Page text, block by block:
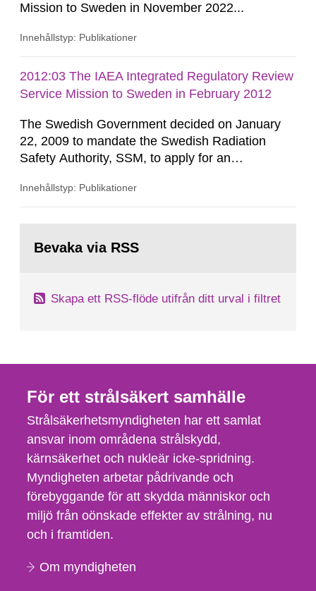
Mission to Sweden in November 2022...
Innehållstyp: Publikationer
2012:03 The IAEA Integrated Regulatory Review
Service Mission to Sweden in February 2012
The Swedish Government decided on January
22, 2009 to mandate the Swedish Radiation
Safety Authority, SSM, to apply for an
areas of supervision, an ‘IRRS’ (Integrated
February 25, 2009, SSM made a formal request
Innehållstyp: Publikationer
sida:Bevaka via RSS
Skapa ett RSS-flöde utifrån ditt urval i filtret
För ett strålsäkert samhälle
Strålsäkerhetsmyndigheten har ett samlat
ansvar inom områdena strålskydd,
kärnsäkerhet och nukleär icke-spridning.
Myndigheten arbetar pådrivande och
förebyggande för att skydda människor och
miljö från oönskade effekter av strålning, nu
och i framtiden.
Om myndigheten